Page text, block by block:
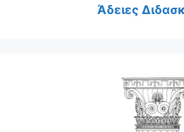
Άδειες